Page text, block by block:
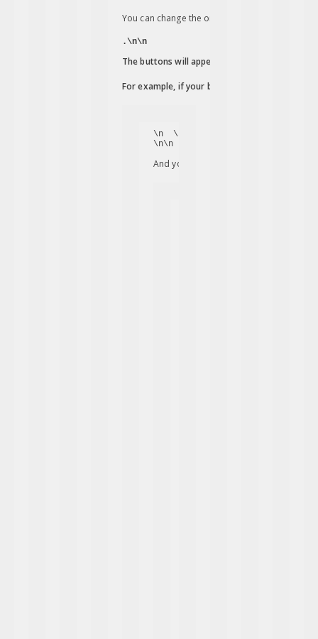
You can change the order of your social
.\n\n
The buttons will appear on your website in
For example, if your buttons are initially
\n \n
\n\n
And you want Facebook to appear